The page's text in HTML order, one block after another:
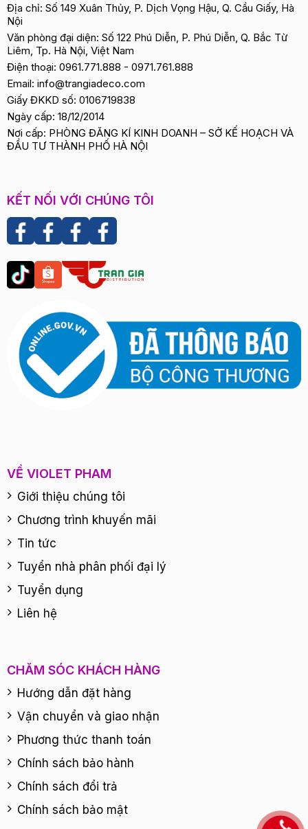
Địa chỉ: Số 149 Xuân Thủy, P. Dịch Vọng Hậu, Q. Cầu Giấy, Hà
Nội
Văn phòng đại diện: Số 122 Phú Diễn, P. Phú Diễn, Q. Bắc Từ
Liêm, Tp. Hà Nội, Việt Nam
Điện thoại: 0961.771.888 - 0971.761.888
Email: info@trangiadeco.com
Giấy ĐKKD số: 0106719838
Ngày cấp: 18/12/2014
Nơi cấp: PHÒNG ĐĂNG KÍ KINH DOANH – SỞ KẾ HOẠCH VÀ
ĐẦU TƯ THÀNH PHỐ HÀ NỘI
KẾT NỐI VỚI CHÚNG TÔI
VỀ VIOLET PHAM
Giới thiệu chúng tôi
Chương trình khuyến mãi
Tin tức
Tuyển nhà phân phối đại lý
Tuyển dụng
Liên hệ
CHĂM SÓC KHÁCH HÀNG
Hướng dẫn đặt hàng
Vận chuyển và giao nhận
Phương thức thanh toán
Chính sách bảo hành
Chính sách đổi trả
Chính sách bảo mật